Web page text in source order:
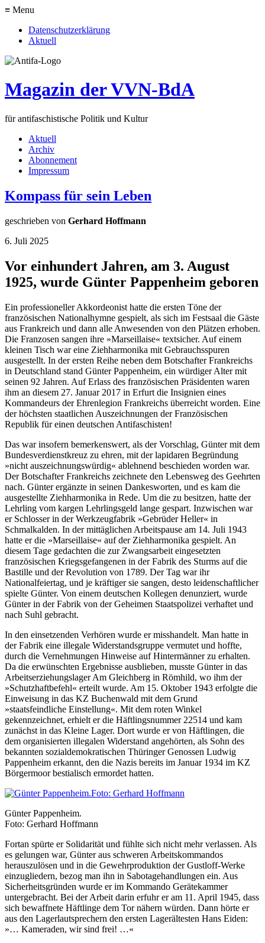
≡ Menu
Datenschutzerklärung
Aktuell
Magazin der VVN-BdA
für antifaschistische Politik und Kultur
Aktuell
Archiv
Abonnement
Impressum
Kompass für sein Leben
geschrieben von Gerhard Hoffmann
6. Juli 2025
Vor einhundert Jahren, am 3. August
1925, wurde Günter Pappenheim geboren
Ein professioneller Akkordeonist hatte die ersten Töne der
französischen Nationalhymne gespielt, als sich im Festsaal die Gäste
aus Frankreich und dann alle Anwesenden von den Plätzen erhoben.
Die Franzosen sangen ihre »Marseillaise« textsicher. Auf einem
kleinen Tisch war eine Ziehharmonika mit Gebrauchsspuren
ausgestellt. In der ersten Reihe neben dem Botschafter Frankreichs
in Deutschland stand Günter Pappenheim, ein würdiger Alter mit
seinen 92 Jahren. Auf Erlass des französischen Präsidenten waren
ihm an diesem 27. Januar 2017 in Erfurt die Insignien eines
Kommandeurs der Ehrenlegion Frankreichs überreicht worden. Eine
der höchsten staatlichen Auszeichnungen der Französischen
Republik für einen deutschen Antifaschisten!
Das war insofern bemerkenswert, als der Vorschlag, Günter mit dem
Bundesverdienstkreuz zu ehren, mit der lapidaren Begründung
»nicht auszeichnungswürdig« ablehnend beschieden worden war.
Der Botschafter Frankreichs zeichnete den Lebensweg des Geehrten
nach. Günter ergänzte in seinen Dankesworten, und es kam die
ausgestellte Ziehharmonika in Rede. Um die zu besitzen, hatte der
Lehrling vom kargen Lehrlingsgeld lange gespart. Inzwischen war
er Schlosser in der Werkzeugfabrik »Gebrüder Heller« in
Schmalkalden. In der mittäglichen Arbeitspause am 14. Juli 1943
hatte er die »Marseillaise« auf der Ziehharmonika gespielt. An
diesem Tage gedachten die zur Zwangsarbeit eingesetzten
französischen Kriegsgefangenen in der Fabrik des Sturms auf die
Bastille und der Revolution von 1789. Der Tag war ihr
Nationalfeiertag, und je kräftiger sie sangen, desto leidenschaftlicher
spielte Günter. Von einem deutschen Kollegen denunziert, wurde
Günter in der Fabrik von der Geheimen Staatspolizei verhaftet und
nach Suhl gebracht.
In den einsetzenden Verhören wurde er misshandelt. Man hatte in
der Fabrik eine illegale Widerstandsgruppe vermutet und hoffte,
durch die Vernehmungen Hinweise auf Hintermänner zu erhalten.
Da die erwünschten Ergebnisse ausblieben, musste Günter in das
Arbeitserziehungslager Am Gleichberg in Römhild, wo ihm der
»Schutzhaftbefehl« erteilt wurde. Am 15. Oktober 1943 erfolgte die
Einweisung in das KZ Buchenwald mit dem Grund
»staatsfeindliche Einstellung«. Mit dem roten Winkel
gekennzeichnet, erhielt er die Häftlingsnummer 22514 und kam
zunächst in das Kleine Lager. Dort wurde er von Häftlingen, die
dem organisierten illegalen Widerstand angehörten, als Sohn des
bekannten sozialdemokratischen Thüringer Genossen Ludwig
Pappenheim erkannt, den die Nazis bereits im Januar 1934 im KZ
Börgermoor bestialisch ermordet hatten.
Günter Pappenheim.
Foto: Gerhard Hoffmann
Fortan spürte er Solidarität und fühlte sich nicht mehr verlassen. Als
es gelungen war, Günter aus schweren Arbeitskommandos
herauszulösen und in die Gewehrproduktion der Gustloff-Werke
einzugliedern, bezog man ihn in Sabotagehandlungen ein. Aus
Sicherheitsgründen wurde er im Kommando Gerätekammer
untergebracht. Bei der Arbeit darin erfuhr er am 11. April 1945, dass
sich bewaffnete Häftlinge dem Tor nähern würden. Dann hörte er
aus den Lagerlautsprechern den ersten Lagerältesten Hans Eiden:
»… Kameraden, wir sind frei! …«